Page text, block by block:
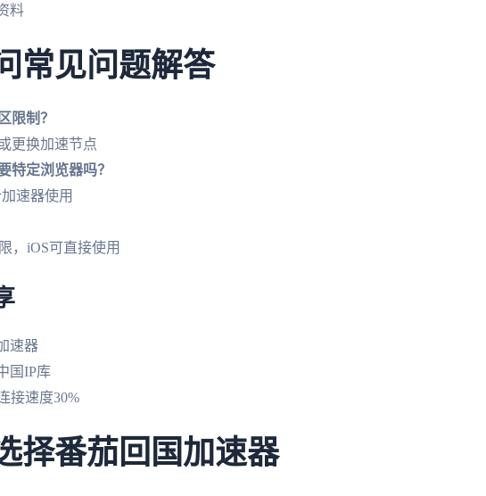
料
常见问题解答
限制？
更换加速节点
特定浏览器吗？
速器使用
，iOS可直接使用
速器
国IP库
接速度30%
择番茄回国加速器